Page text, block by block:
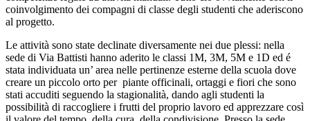
coinvolgimento dei compagni di classe degli studenti che aderiscono
al progetto.
Le attività sono state declinate diversamente nei due plessi: nella
sede di Via Battisti hanno aderito le classi 1M, 3M, 5M e 1D ed é
stata individuata un’ area nelle pertinenze esterne della scuola dove
creare un piccolo orto per piante officinali, ortaggi e fiori che sono
stati accuditi seguendo la stagionalità, dando agli studenti la
possibilità di raccogliere i frutti del proprio lavoro ed apprezzare così